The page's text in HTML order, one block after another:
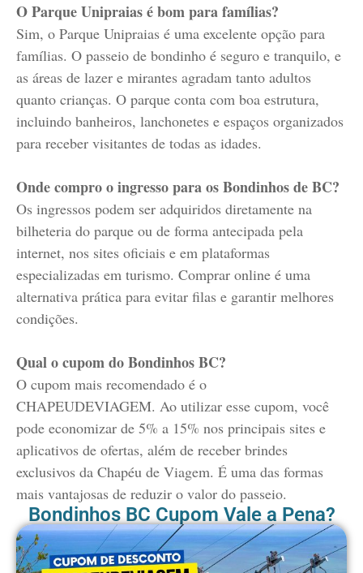
O Parque Unipraias é bom para famílias?
Sim, o Parque Unipraias é uma excelente opção para
famílias. O passeio de bondinho é seguro e tranquilo, e
as áreas de lazer e mirantes agradam tanto adultos
quanto crianças. O parque conta com boa estrutura,
incluindo banheiros, lanchonetes e espaços organizados
para receber visitantes de todas as idades.
Onde compro o ingresso para os Bondinhos de BC?
Os ingressos podem ser adquiridos diretamente na
bilheteria do parque ou de forma antecipada pela
internet, nos sites oficiais e em plataformas
especializadas em turismo. Comprar online é uma
alternativa prática para evitar filas e garantir melhores
condições.
Qual o cupom do Bondinhos BC?
O cupom mais recomendado é o
CHAPEUDEVIAGEM. Ao utilizar esse cupom, você
pode economizar de 5% a 15% nos principais sites e
aplicativos de ofertas, além de receber brindes
exclusivos da Chapéu de Viagem. É uma das formas
mais vantajosas de reduzir o valor do passeio.
Bondinhos BC Cupom Vale a Pena?